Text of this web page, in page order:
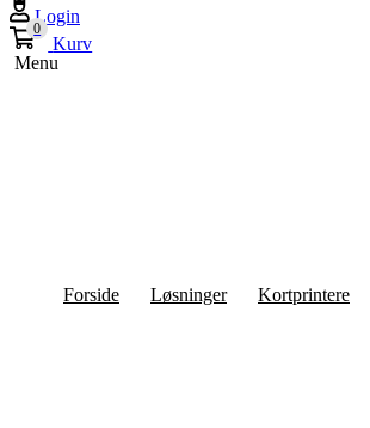
Login
0
Kurv
Menu
Forside Løsninger Kortprintere